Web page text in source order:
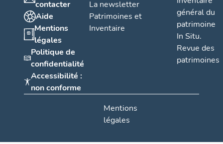
contacter
Aide
Mentions
légales
Politique de
confidentialité
Accessibilité :
non conforme
La newsletter
Patrimoines et
Inventaire
général du
patrimoine
In Situ.
Revue des
patrimoines
Mentions
légales